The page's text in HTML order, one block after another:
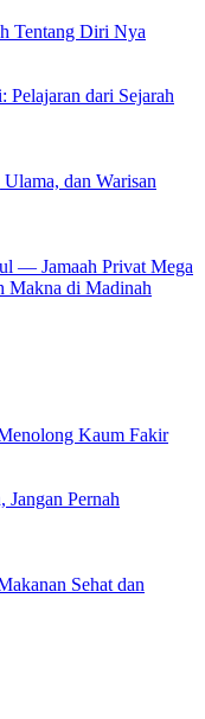
Tentang Diri Nya
dari Sejarah
dan Warisan
— Jamaah Privat Mega
Makna di Madinah
Kaum Fakir
Pernah
Sehat dan